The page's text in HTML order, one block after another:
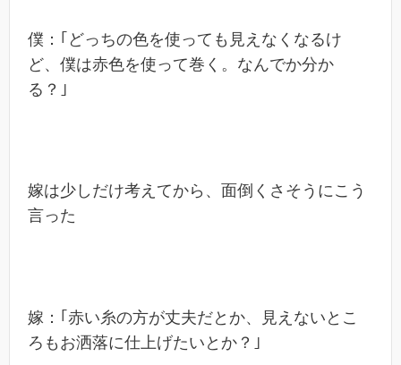
僕：｢どっちの色を使っても見えなくなるけ
ど、僕は赤色を使って巻く。なんでか分か
る？｣
嫁は少しだけ考えてから、面倒くさそうにこう
言った
嫁：｢赤い糸の方が丈夫だとか、見えないとこ
ろもお洒落に仕上げたいとか？｣